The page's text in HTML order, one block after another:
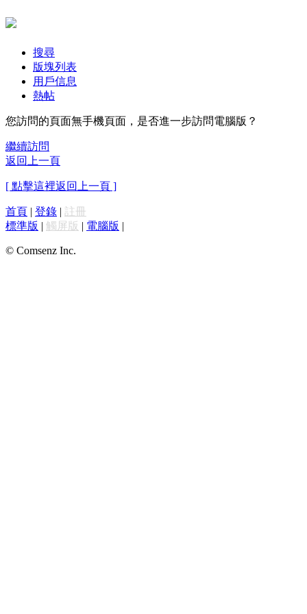
搜尋
版塊列表
用戶信息
熱帖
您訪問的頁面無手機頁面，是否進一步訪問電腦版？
繼續訪問
返回上一頁
[ 點擊這裡返回上一頁 ]
首頁 | 登錄 | 註冊
標準版 | 觸屏版 | 電腦版 |
© Comsenz Inc.